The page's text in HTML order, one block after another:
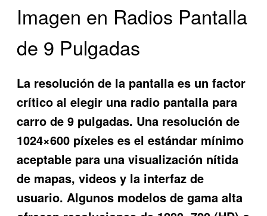
Imagen en Radios Pantalla
de 9 Pulgadas
La resolución de la pantalla es un factor
crítico al elegir una radio pantalla para
carro de 9 pulgadas. Una resolución de
1024×600 píxeles es el estándar mínimo
aceptable para una visualización nítida
de mapas, videos y la interfaz de
usuario. Algunos modelos de gama alta